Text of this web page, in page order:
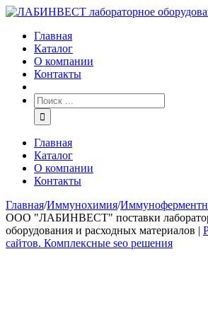
Главная
Каталог
О компании
Контакты
Главная
Каталог
О компании
Контакты
Главная/Иммунохимия/
ООО "ЛАБИНВЕСТ" поставки
оборудования и расходных материалов |
сайтов. Комплексные seo решения